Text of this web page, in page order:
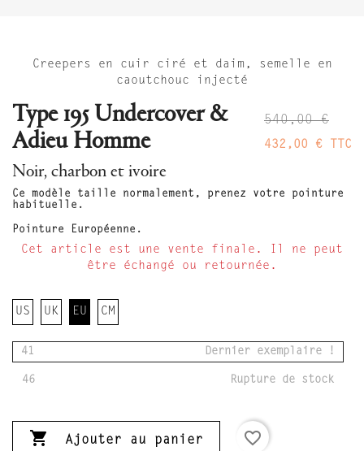
Creepers en cuir ciré et daim, semelle en
caoutchouc injecté
540,00 €
432,00 € TTC
Type 195 Undercover &
Adieu Homme
Noir, charbon et ivoire
Ce modèle taille normalement, prenez votre pointure
habituelle.
Pointure Européenne.
Cet article est une vente finale. Il ne peut
être échangé ou retournée.
US UK EU CM
41 Dernier exemplaire !
46 Rupture de stock
 Ajouter au panier favorite_border